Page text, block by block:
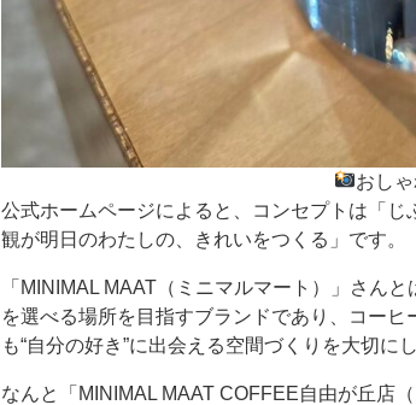
おし
公式ホームページによると、コンセプトは「
観が明日のわたしの、きれいをつくる」です。
「MINIMAL MAAT（ミニマルマート）」さん
を選べる場所を目指すブランドであり、コー
も“自分の好き”に出会える空間づくりを大切に
なんと「MINIMAL MAAT COFFEE自由が丘店